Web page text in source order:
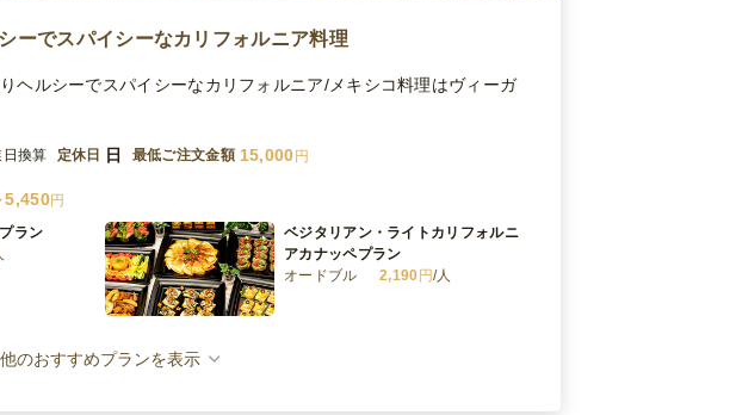
ーでスパイシーなカリフォルニア料理
ヘルシーでスパイシーなカリフォルニア/メキシコ料理はヴィーガ
換算 定休日 日 最低ご注文金額 15,000円
5,450円
ラン
ベジタリアン・ライトカリフォルニ
アカナッペプラン
オードブル
2,190 円/人
のおすすめプランを表示